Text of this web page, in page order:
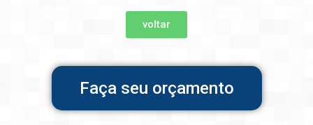
voltar
Faça seu orçamento